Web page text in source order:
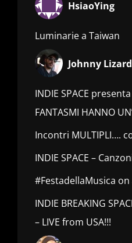
HsiaoYing
Luminarie a Taiwan
Johnny Lizard
INDIE SPACE
FANTASMI HANNO
Incontri MULTIPLI….
INDIE SPACE –
#FestadellaMusica
INDIE BREAKING
– LIVE from USA!!!